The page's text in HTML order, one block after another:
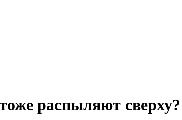
распыляют сверху?